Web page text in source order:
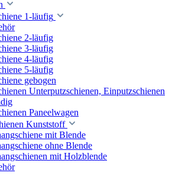
1-läufig
2-läufig
3-läufig
4-läufig
5-läufig
gebogen
Unterputzschienen, Einputzschienen
Paneelwagen
Kunststoff
mit Blende
ohne Blende
mit Holzblende